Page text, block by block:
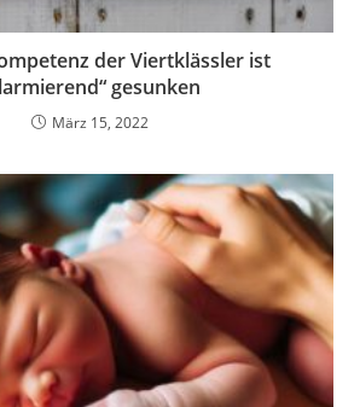
der Viertklässler ist
gesunken
März 15, 2022